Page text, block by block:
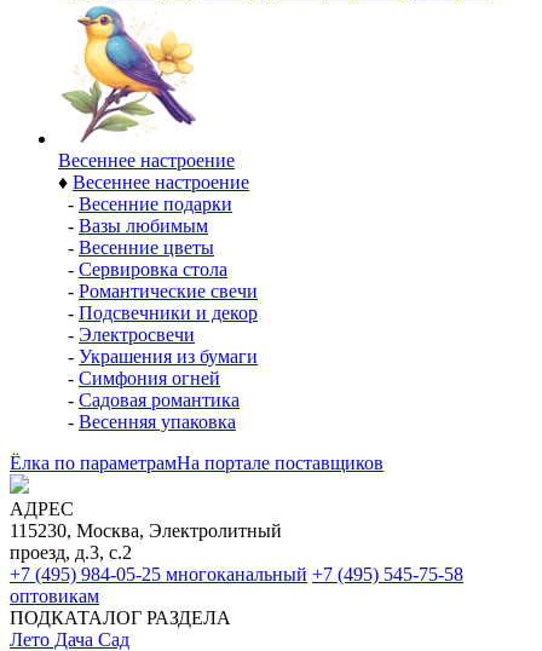
Весеннее настроение
♦ Весеннее настроение
- Весенние подарки
- Вазы любимым
- Весенние цветы
- Сервировка стола
- Романтические свечи
- Подсвечники и декор
- Электросвечи
- Украшения из бумаги
- Симфония огней
- Садовая романтика
- Весенняя упаковка
Ёлка по параметрамНа портале поставщиков
АДРЕС
115230, Москва, Электролитный
проезд, д.3, с.2
+7 (495) 984-05-25 многоканальный +7 (495) 545-75-58
оптовикам
ПОДКАТАЛОГ РАЗДЕЛА
Лето Дача Сад